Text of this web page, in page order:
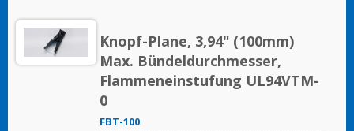
Knopf-Plane, 3,94" (100mm)
Max. Bündeldurchmesser,
Flammeneinstufung UL94VTM-
0
FBT-100